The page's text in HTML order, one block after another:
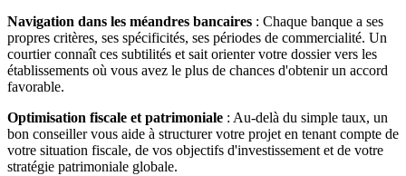
Navigation dans les méandres bancaires : Chaque banque a ses
propres critères, ses spécificités, ses périodes de commercialité. Un
courtier connaît ces subtilités et sait orienter votre dossier vers les
établissements où vous avez le plus de chances d'obtenir un accord
favorable.
Optimisation fiscale et patrimoniale : Au-delà du simple taux, un
bon conseiller vous aide à structurer votre projet en tenant compte de
votre situation fiscale, de vos objectifs d'investissement et de votre
stratégie patrimoniale globale.